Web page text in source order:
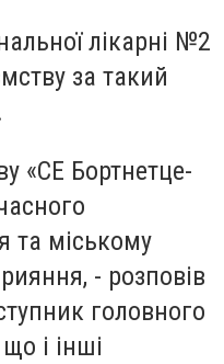
лікарні №2
за такий
«СЕ Бортнетце-
та міському
- розповів
головного
і інші